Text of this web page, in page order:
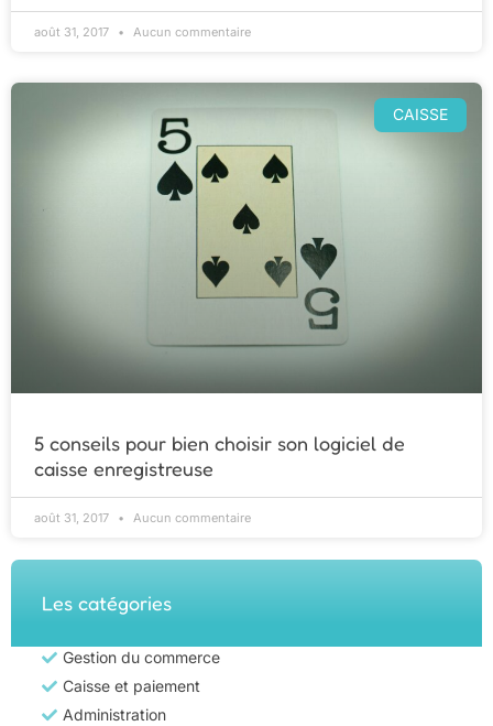
août 31, 2017 Aucun commentaire
CAISSE
5 conseils pour bien choisir son logiciel de
caisse enregistreuse
août 31, 2017 Aucun commentaire
Les catégories
Gestion du commerce
Caisse et paiement
Administration